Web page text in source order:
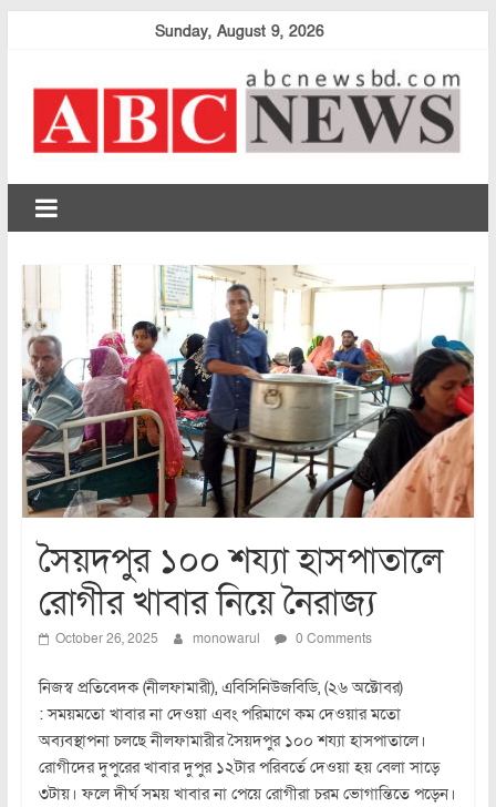
Sunday, August 9, 2026
abcnewsbd
সৈয়দপুর ১০০ শয্যা হাসপাতালে
রোগীর খাবার নিয়ে নৈরাজ্য
October 26, 2025 monowarul 0 Comments
নিজস্ব প্রতিবেদক (নীলফামারী), এবিসিনিউজবিডি, (২৬ অক্টোবর)
: সময়মতো খাবার না দেওয়া এবং পরিমাণে কম দেওয়ার মতো
অব্যবস্থাপনা চলছে নীলফামারীর সৈয়দপুর ১০০ শয্যা হাসপাতালে।
রোগীদের দুপুরের খাবার দুপুর ১২টার পরিবর্তে দেওয়া হয় বেলা সাড়ে
৩টায়। ফলে দীর্ঘ সময় খাবার না পেয়ে রোগীরা চরম ভোগান্তিতে পড়েন।